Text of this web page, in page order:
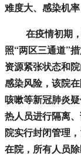
难度大、感染机率
在疫情初期，
照“两区三通道”
资源紧张状态和
感染风险，该院
咳嗽等新冠肺炎
热人员进行隔离
院实行封闭管理
在院，所有人员